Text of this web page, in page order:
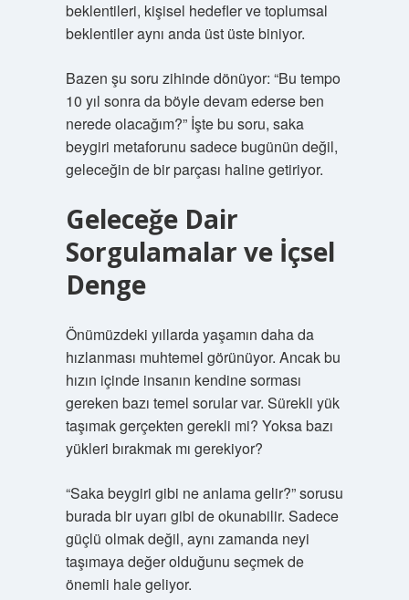
beklentileri, kişisel hedefler ve toplumsal
beklentiler aynı anda üst üste biniyor.
Bazen şu soru zihinde dönüyor: “Bu tempo
10 yıl sonra da böyle devam ederse ben
nerede olacağım?” İşte bu soru, saka
beygiri metaforunu sadece bugünün değil,
geleceğin de bir parçası haline getiriyor.
Geleceğe Dair
Sorgulamalar ve İçsel
Denge
Önümüzdeki yıllarda yaşamın daha da
hızlanması muhtemel görünüyor. Ancak bu
hızın içinde insanın kendine sorması
gereken bazı temel sorular var. Sürekli yük
taşımak gerçekten gerekli mi? Yoksa bazı
yükleri bırakmak mı gerekiyor?
“Saka beygiri gibi ne anlama gelir?” sorusu
burada bir uyarı gibi de okunabilir. Sadece
güçlü olmak değil, aynı zamanda neyi
taşımaya değer olduğunu seçmek de
önemli hale geliyor.